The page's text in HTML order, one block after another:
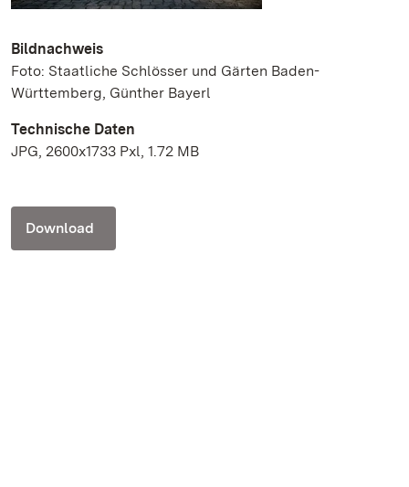
Bildnachweis
Foto: Staatliche Schlösser und Gärten Baden-
Württemberg, Günther Bayerl
Technische Daten
JPG, 2600x1733 Pxl, 1.72 MB
Download